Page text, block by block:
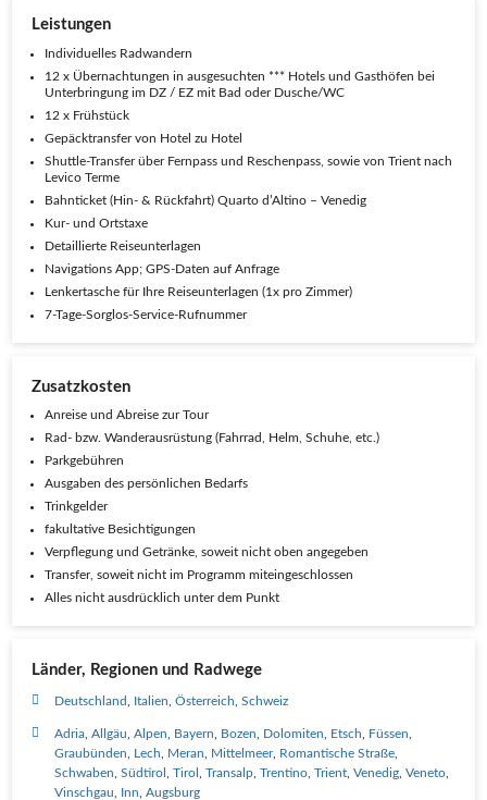
Leistungen
Indi­vi­du­el­les Radwandern
12 x Über­nach­tun­gen in aus­ge­such­ten *** Hotels und Gast­hö­fen bei
Unter­brin­gung im DZ / EZ mit Bad oder Dusche/WC
12 x Frühstück
Gepäck­trans­fer von Hotel zu Hotel
Shut­tle-Trans­fer über Fern­pass und Reschen­pass, sowie von Tri­ent nach
Levico Terme
Bahn­ti­cket (Hin- & Rück­fahrt) Quar­to d’Altino – Venedig
Kur- und Ortstaxe
Detail­lier­te Reiseunterlagen
Navi­ga­ti­ons App; GPS-Daten auf Anfrage
Len­ker­ta­sche für Ihre Rei­se­un­ter­la­gen (1x pro Zimmer)
7‑Ta­ge-Sorg­los-Ser­vice-Ruf­num­mer
Zusatzkosten
Anrei­se und Abrei­se zur Tour
Rad- bzw. Wan­der­aus­rüs­tung (Fahr­rad, Helm, Schu­he, etc.)
Park­ge­büh­ren
Aus­ga­ben des per­sön­li­chen Bedarfs
Trink­gel­der
fakul­ta­ti­ve Besichtigungen
Ver­pfle­gung und Geträn­ke, soweit nicht oben angegeben
Trans­fer, soweit nicht im Pro­gramm miteingeschlossen
Alles nicht aus­drück­lich unter dem Punkt
Länder, Regionen und Radwege
Deutschland Italien Österreich Schweiz
Adria Allgäu Alpen Bayern Bozen Dolomiten Etsch
Füssen
Graubünden
Lech Meran Mittelmeer Romantische Straße
Schwaben
Südtirol Tirol Transalp Trentino Trient Venedig Veneto
Vinschgau
Inn Augsburg